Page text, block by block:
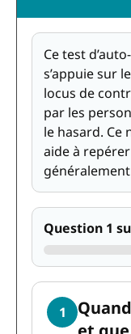
Ce test
s’appuie sur
locus de
par les
le hasard. Ce
aide à
Question 1
1